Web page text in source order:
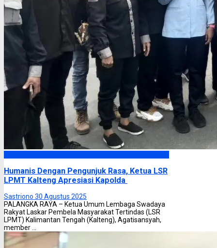
Humanis Dengan Pengunjuk Rasa, Ketua LSR
LPMT Kalteng Apresiasi Kapolda
Sastriono 30 Agustus 2025
PALANGKA RAYA – Ketua Umum Lembaga Swadaya
Rakyat Laskar Pembela Masyarakat Tertindas (LSR
LPMT) Kalimantan Tengah (Kalteng), Agatisansyah,
member ...